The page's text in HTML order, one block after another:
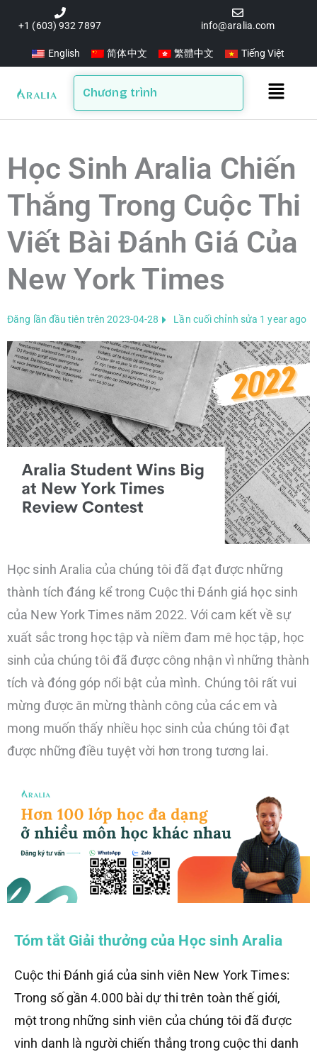
+1 (603) 932 7897 info@aralia.com
English 简体中文 繁體中文 Tiếng Việt
Chương trình
Main
Học Sinh Aralia Chiến
Thắng Trong Cuộc Thi
Viết Bài Đánh Giá Của
New York Times
Đăng lần đầu tiên trên 2023-04-28 Lần cuối chỉnh sửa 1 year ago
Học sinh Aralia của chúng tôi đã đạt được những
thành tích đáng kể trong Cuộc thi Đánh giá học sinh
của New York Times năm 2022. Với cam kết về sự
xuất sắc trong học tập và niềm đam mê học tập, học
sinh của chúng tôi đã được công nhận vì những thành
tích và đóng góp nổi bật của mình. Chúng tôi rất vui
mừng được ăn mừng thành công của các em và
mong muốn thấy nhiều học sinh của chúng tôi đạt
được những điều tuyệt vời hơn trong tương lai.
Tóm tắt Giải thưởng của Học sinh Aralia
Cuộc thi Đánh giá của sinh viên New York Times:
Trong số gần 4.000 bài dự thi trên toàn thế giới,
một trong những sinh viên của chúng tôi đã được
vinh danh là người chiến thắng trong cuộc thi danh